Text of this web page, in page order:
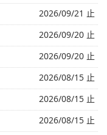
2026/09/21 止
2026/09/20 止
2026/09/20 止
2026/08/15 止
2026/08/15 止
2026/08/15 止